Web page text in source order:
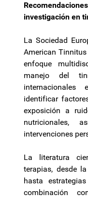
investigación en
La Sociedad
American
enfoque
manejo del
identificar
exposición a
nutricionales,
intervenciones
La literatura
terapias, desde
hasta
combinación